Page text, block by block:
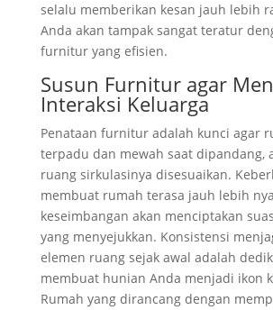
selalu memberikan kesan jauh lebih
Anda akan tampak sangat teratur
furnitur yang efisien.
Susun Furnitur agar
Interaksi Keluarga
Penataan furnitur adalah kunci agar
terpadu dan mewah saat dipandang,
ruang sirkulasinya disesuaikan.
membuat rumah terasa jauh lebih
keseimbangan akan menciptakan
yang menyejukkan. Konsistensi
elemen ruang sejak awal adalah
membuat hunian Anda menjadi ikon
Rumah yang dirancang dengan